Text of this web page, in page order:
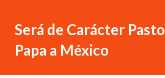
Será de Carácter
Papa a México